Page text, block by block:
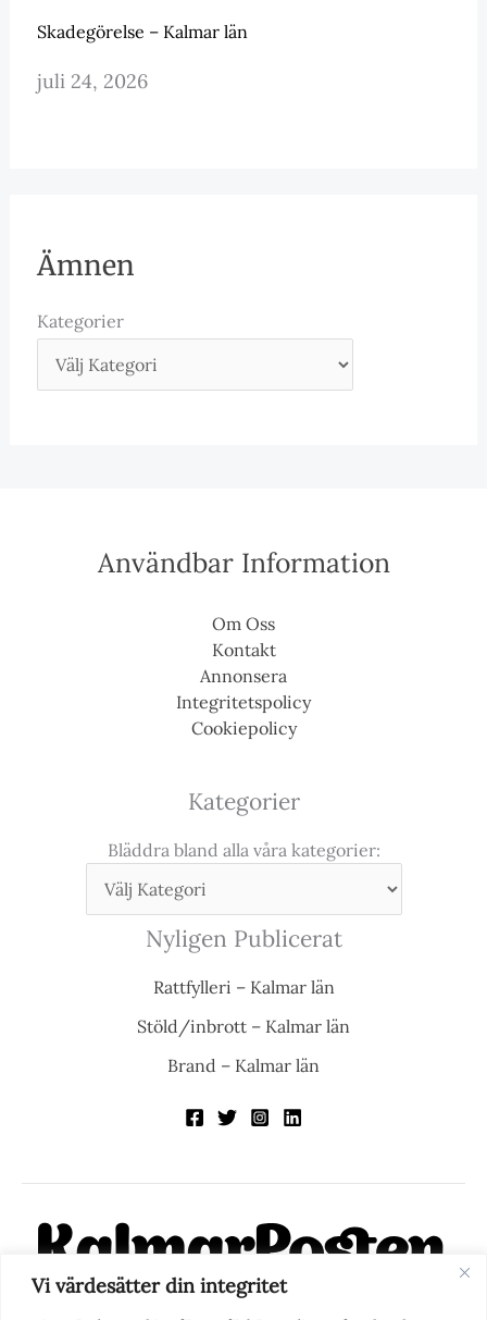
Vi värdesätter din integritet
Skadegörelse – Kalmar län
juli 24, 2026
Ämnen
Kategorier
Användbar Information
Om Oss
Kontakt
Annonsera
Integritetspolicy
Cookiepolicy
Kategorier
Bläddra bland alla våra kategorier:
Nyligen Publicerat
Rattfylleri – Kalmar län
Stöld/inbrott – Kalmar län
Brand – Kalmar län
KalmarPosten är en modern lokalnyhetstidning på nätet. Med